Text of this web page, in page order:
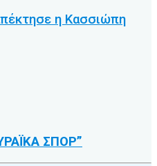
η Κασσιώπη
ΣΠΟΡ”